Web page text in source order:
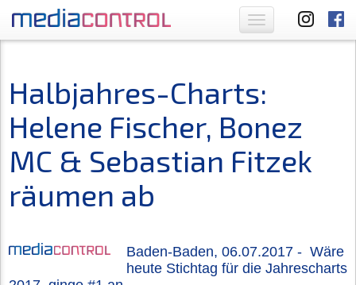
Toggle
navigation
Halbjahres-Charts:
Helene Fischer, Bonez
MC & Sebastian Fitzek
räumen ab
Baden-Baden, 06.07.2017 - Wäre
heute Stichtag für die Jahrescharts